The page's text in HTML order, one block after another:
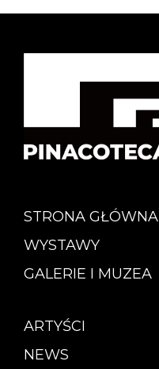
STRONA GŁÓWNA
WYSTAWY
GALERIE I MUZEA
ARTYŚCI
NEWS